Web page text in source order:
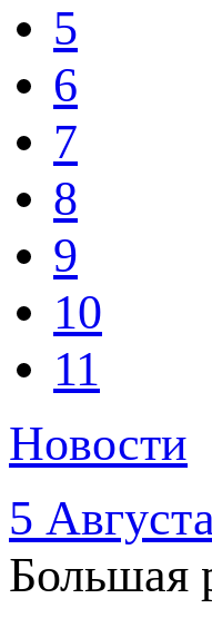
5
6
7
8
9
10
11
Новости
5
Большая